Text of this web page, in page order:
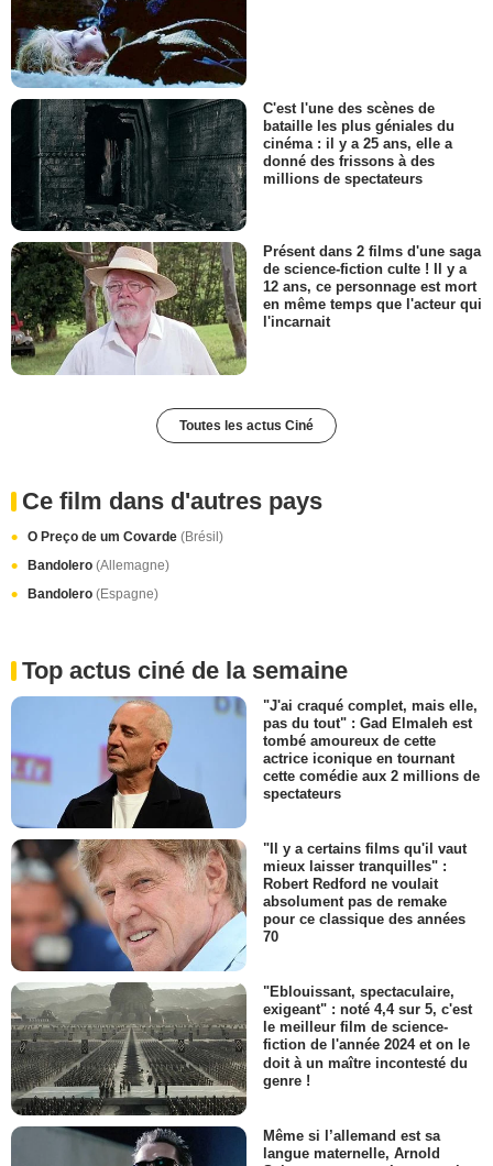
C'est l'une des scènes de
bataille les plus géniales du
cinéma : il y a 25 ans, elle a
donné des frissons à des
millions de spectateurs
Présent dans 2 films d'une saga
de science-fiction culte ! Il y a
12 ans, ce personnage est mort
en même temps que l'acteur qui
l'incarnait
Toutes les actus Ciné
Ce film dans d'autres pays
O Preço de um Covarde (Brésil)
Bandolero (Allemagne)
Bandolero (Espagne)
Top actus ciné de la semaine
"J'ai craqué complet, mais elle,
pas du tout" : Gad Elmaleh est
tombé amoureux de cette
actrice iconique en tournant
cette comédie aux 2 millions de
spectateurs
"Il y a certains films qu'il vaut
mieux laisser tranquilles" :
Robert Redford ne voulait
absolument pas de remake
pour ce classique des années
70
"Eblouissant, spectaculaire,
exigeant" : noté 4,4 sur 5, c'est
le meilleur film de science-
fiction de l'année 2024 et on le
doit à un maître incontesté du
genre !
Même si l’allemand est sa
langue maternelle, Arnold